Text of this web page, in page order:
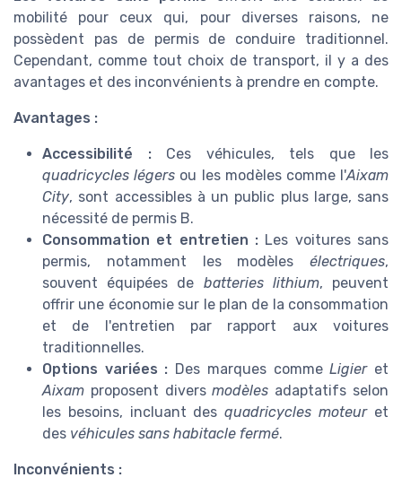
mobilité pour ceux qui, pour diverses raisons, ne
possèdent pas de permis de conduire traditionnel.
Cependant, comme tout choix de transport, il y a des
avantages et des inconvénients à prendre en compte.
Avantages :
Accessibilité :Ces véhicules, tels que les
quadricycles légers ou les modèles comme l'Aixam
City, sont accessibles à un public plus large, sans
nécessité de permis B.
Consommation et entretien : Les voitures sans
permis, notamment les modèles électriques,
souvent équipées de batteries lithium, peuvent
offrir une économie sur le plan de la consommation
et de l'entretien par rapport aux voitures
traditionnelles.
Options variées : Des marques commeLigieret
Aixam proposent diversmodèles adaptatifs selon
les besoins, incluant desquadricycles moteuret
des véhicules sans habitacle fermé.
Inconvénients :